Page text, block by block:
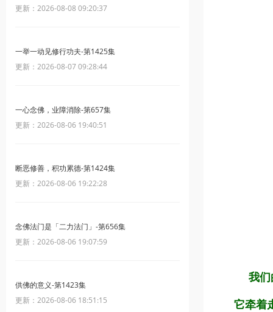
更新：2026-08-08 09:20:37
一举一动见修行功夫-第1425集
更新：2026-08-07 09:28:44
一心念佛，业障消除-第657集
更新：2026-08-06 19:40:51
断恶修善，积功累德-第1424集
更新：2026-08-06 19:22:28
念佛法门是「二力法门」-第656集
更新：2026-08-06 19:07:59
供佛的意义-第1423集
更新：2026-08-06 18:51:15
我
它牵着